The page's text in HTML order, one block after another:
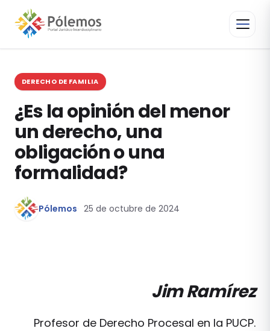
DERECHO DE FAMILIA
¿Es la opinión del menor
un derecho, una
obligación o una
formalidad?
Pólemos 25 de octubre de 2024
Jim Ramírez
Profesor de Derecho Procesal en la PUCP.